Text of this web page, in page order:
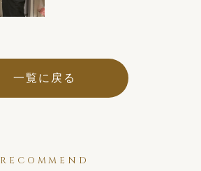
一覧に戻る
RECOMMEND